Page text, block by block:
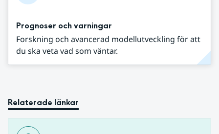
Prognoser och varningar
Forskning och avancerad modellutveckling för att
du ska veta vad som väntar.
Relaterade länkar